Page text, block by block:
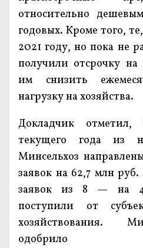
относительно
годовых. Кроме того,
2021 году, но пока не
получили отсрочку на
им снизить
нагрузку на хозяйства.
Докладчик
текущего года из
Минсельхоз
заявок на 62,7 млн
заявок из 8 — на
поступили от
хозяйствования.
одобрило